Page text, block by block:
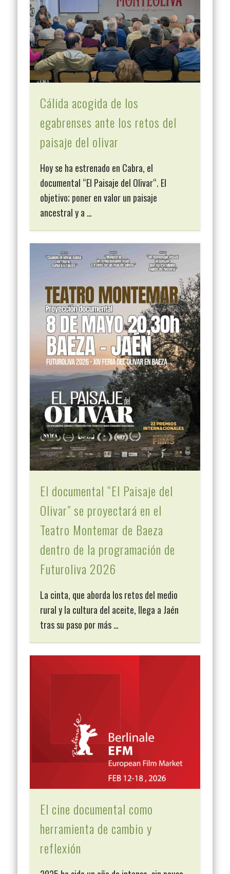
Cálida acogida de los
egabrenses ante los retos del
paisaje del olivar
Hoy se ha estrenado en Cabra, el
documental “El Paisaje del Olivar“. El
objetivo; poner en valor un paisaje
ancestral y a …
El documental “El Paisaje del
Olivar” se proyectará en el
Teatro Montemar de Baeza
dentro de la programación de
Futuroliva 2026
La cinta, que aborda los retos del medio
rural y la cultura del aceite, llega a Jaén
tras su paso por más …
El cine documental como
herramienta de cambio y
reflexión